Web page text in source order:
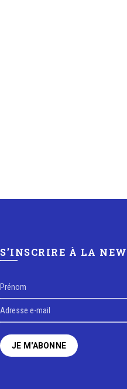
S’INSCRIRE À LA